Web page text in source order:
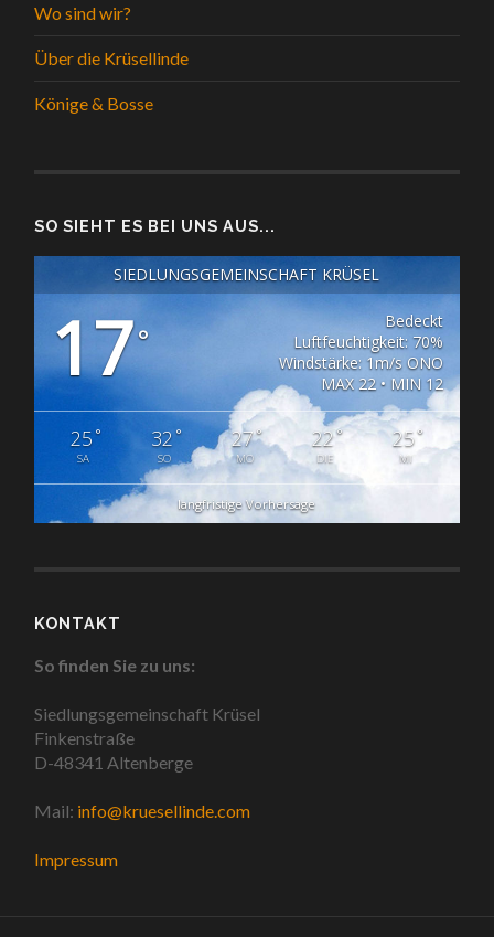
Wo sind wir?
Über die Krüsellinde
Könige & Bosse
SO SIEHT ES BEI UNS AUS...
SIEDLUNGSGEMEINSCHAFT KRÜSEL
17°
Bedeckt
Luftfeuchtigkeit: 70%
Windstärke: 1m/s ONO
MAX 22 • MIN 12
25°
SA
32 °
SO
27°
MO
22°
DIE
25°
MI
langfristige Vorhersage
KONTAKT
So finden Sie zu uns:
Siedlungsgemeinschaft Krüsel
Finkenstraße
D-48341 Altenberge
Mail: info@kruesellinde.com
Impressum